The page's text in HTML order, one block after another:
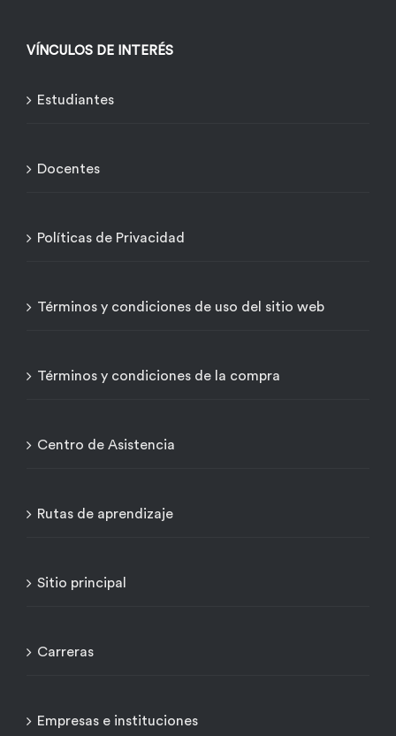
VÍNCULOS DE INTERÉS
Estudiantes
Docentes
Políticas de Privacidad
Términos y condiciones de uso del sitio web
Términos y condiciones de la compra
Centro de Asistencia
Rutas de aprendizaje
Sitio principal
Carreras
Empresas e instituciones